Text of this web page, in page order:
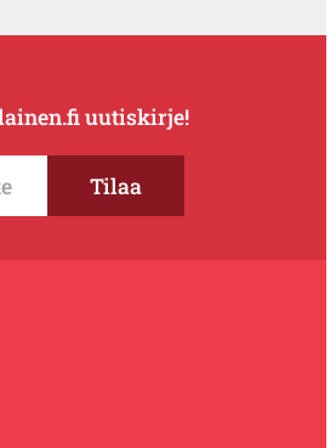
uutiskirje!